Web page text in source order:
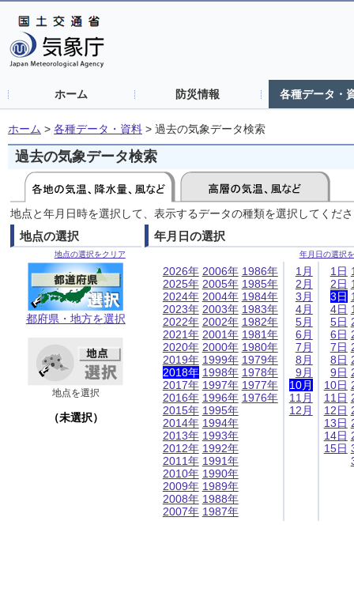
ホーム 防災情報 各種データ・
ホーム > 各種データ・資料 > 過去の気象データ検索
過去の気象データ検索
地点と年月日時を選択して、表示するデータの種類を選択してくだ
地点の選択
地点の選択をクリア
都府県・地方を選択
地点を選択
（未選択）
年月日の選択
年月日の選択
2026年
2025年
2024年
2023年
2022年
2021年
2020年
2019年
2018年
2017年
2016年
2015年
2014年
2013年
2012年
2011年
2010年
2009年
2008年
2007年
2006年
2005年
2004年
2003年
2002年
2001年
2000年
1999年
1998年
1997年
1996年
1995年
1994年
1993年
1992年
1991年
1990年
1989年
1988年
1987年
1986年
1985年
1984年
1983年
1982年
1981年
1980年
1979年
1978年
1977年
1976年
1月
2月
3月
4月
5月
6月
7月
8月
9月
10月
11月
12月
1日
2日
3日
4日
5日
6日
7日
8日
9日
10日
11日
12日
13日
14日
15日